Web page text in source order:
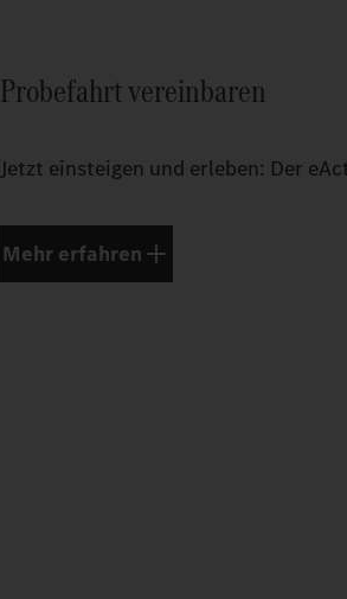
Probefahrt vereinbaren
Jetzt einsteigen und erleben: Der
Mehr erfahren